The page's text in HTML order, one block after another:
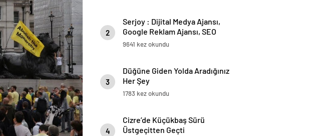
2
Serjoy : Dijital Medya Ajansı,
Google Reklam Ajansı, SEO
Ajansı ve Web Tasarım Ajansı
9641 kez okundu
3
Düğüne Giden Yolda Aradığınız
Her Şey
1783 kez okundu
4
Cizre’de Küçükbaş Sürü
Üstgeçitten Geçti